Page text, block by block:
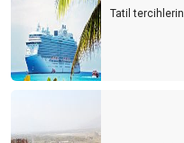
Tatil